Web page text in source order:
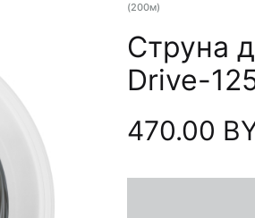
(200м)
Струна
Drive-
470.00